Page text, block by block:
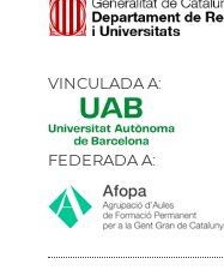
VINCULADA A:
FEDERADA A: